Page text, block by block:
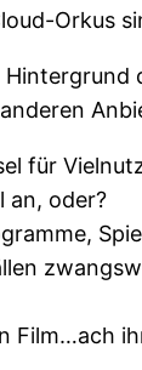
Orkus
für
an, oder?
Film…ach